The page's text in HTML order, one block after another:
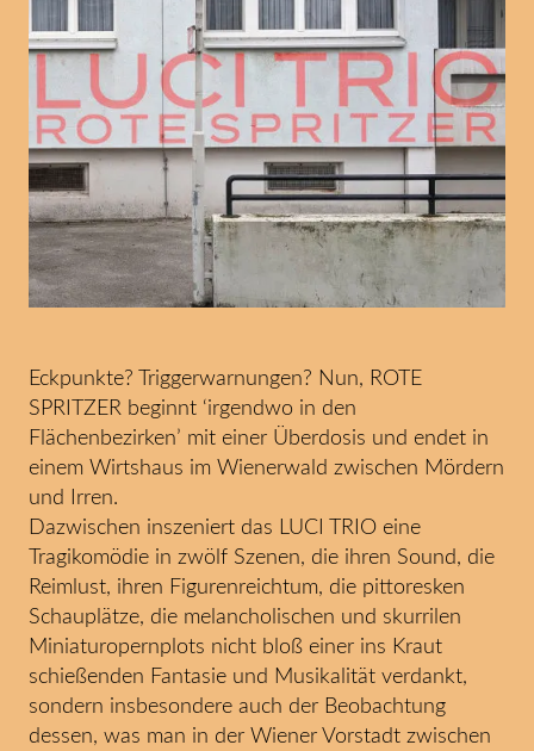
Eckpunkte? Triggerwarnungen? Nun, ROTE
SPRITZER beginnt ‘irgendwo in den
Flächenbezirken’ mit einer Überdosis und endet in
einem Wirtshaus im Wienerwald zwischen Mördern
und Irren.
Dazwischen inszeniert das LUCI TRIO eine
Tragikomödie in zwölf Szenen, die ihren Sound, die
Reimlust, ihren Figurenreichtum, die pittoresken
Schauplätze, die melancholischen und skurrilen
Miniaturopernplots nicht bloß einer ins Kraut
schießenden Fantasie und Musikalität verdankt,
sondern insbesondere auch der Beobachtung
dessen, was man in der Wiener Vorstadt zwischen